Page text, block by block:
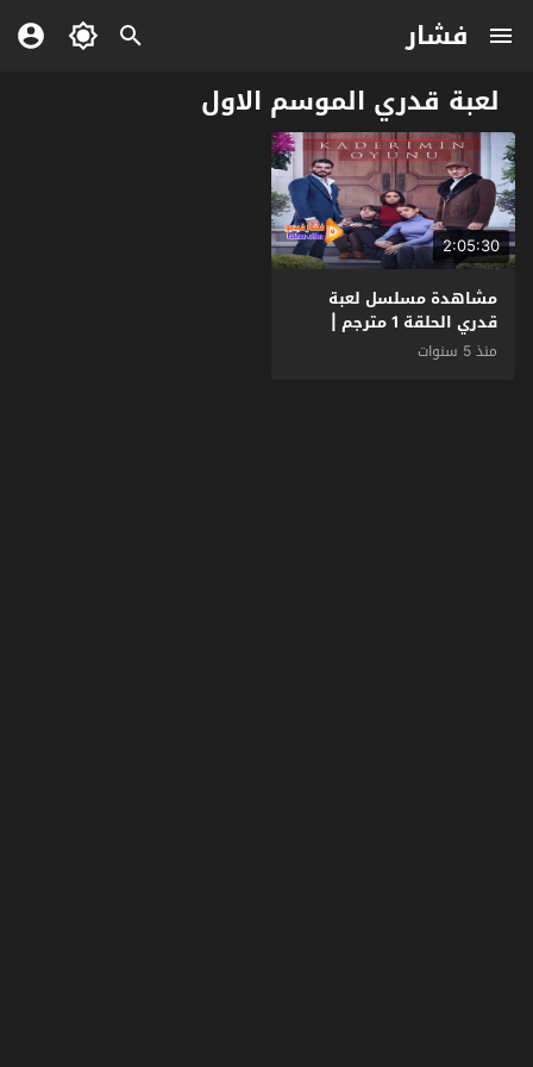
فشار
لعبة قدري الموسم الاول
2:05:30
مشاهدة مسلسل لعبة
قدري الحلقة 1 مترجم |
موقع قصة عشق
منذ 5 سنوات